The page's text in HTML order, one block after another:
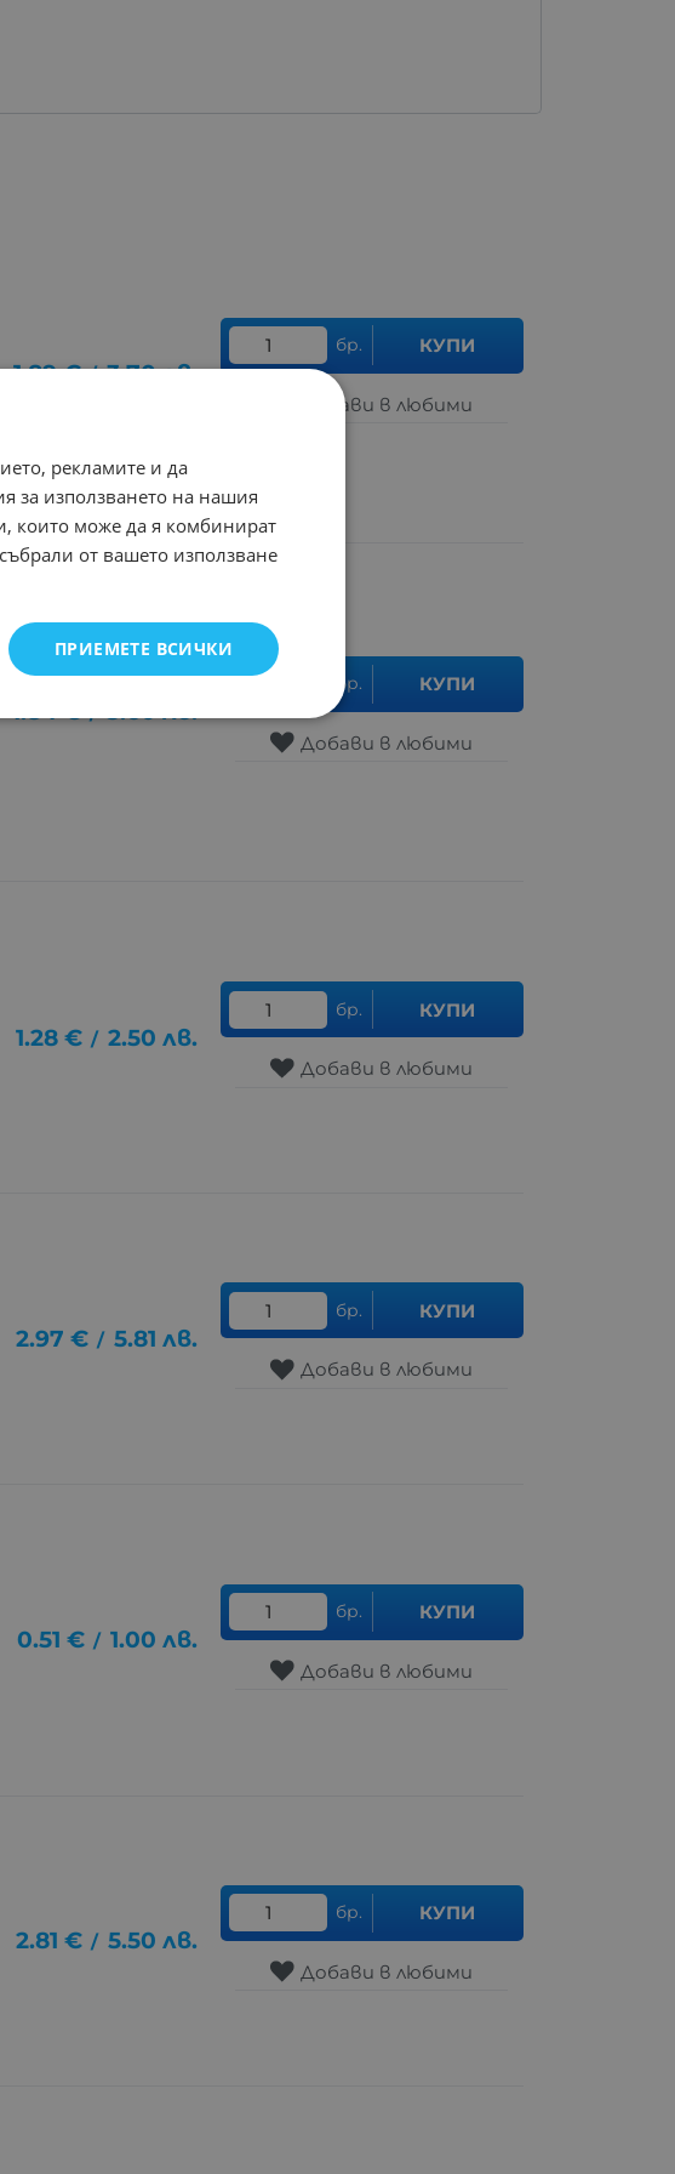
1.89 € / 3.70 лв.
бр. КУПИ
Добави в любими
1.84 € / 3.60 лв.
бр. КУПИ
Добави в любими
1.28 € / 2.50 лв.
бр. КУПИ
Добави в любими
2.97 € / 5.81 лв.
бр. КУПИ
Добави в любими
0.51 € / 1.00 лв.
бр. КУПИ
Добави в любими
2.81 € / 5.50 лв.
бр. КУПИ
Добави в любими
рекламите и да
за използването на нашия
които може да я комбинират
от вашето използване
ПРИЕМЕТЕ ВСИЧКИ